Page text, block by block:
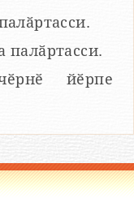
палӑртасси.
йӗрпе